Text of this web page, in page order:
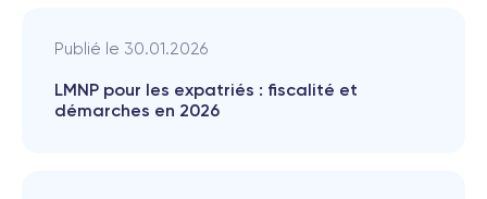
Publié le 30.01.2026
LMNP pour les expatriés : fiscalité et
démarches en 2026